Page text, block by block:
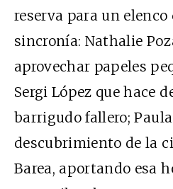
reserva para un elenco
sincronía: Nathalie
aprovechar papeles
Sergi López que hace
barrigudo fallero;
descubrimiento de la
Barea, aportando esa